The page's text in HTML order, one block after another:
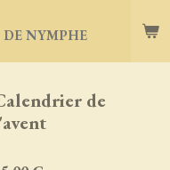
DE NYMPHE
de